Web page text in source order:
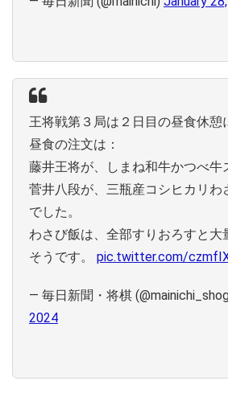
王将戦第３局は２日目の昼食休憩
昼食の注文は：
藤井王将が、しまね和牛かつべ牛
菅井八段が、三瓶産コシヒカリわ
でした。
わさび飯は、全部すりおろすと大
そうです。 pic.twitter.com/
— 毎日新聞・将棋
2024